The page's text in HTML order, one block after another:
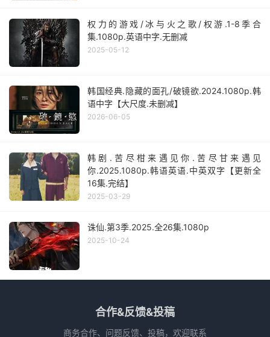
权力的游戏/冰与火之歌/权游.1-8季合
集.1080p.英语中字.无删减
2025-05-12
韩国经典.隐藏的面孔/破镜欲.2024.1080p.韩
语中字【大尺度.未删减】
2026-06-05
韩剧.苦尽柑来遇见你.苦尽甘来遇见
你.2025.1080p.韩语英语.中英双字【更新全
16集.完结】
2025-03-29
诛仙.第3季.2025.全26集.1080p
2025-10-24
合作&反馈&投稿
商务合作、问题反馈、投稿，欢迎联系